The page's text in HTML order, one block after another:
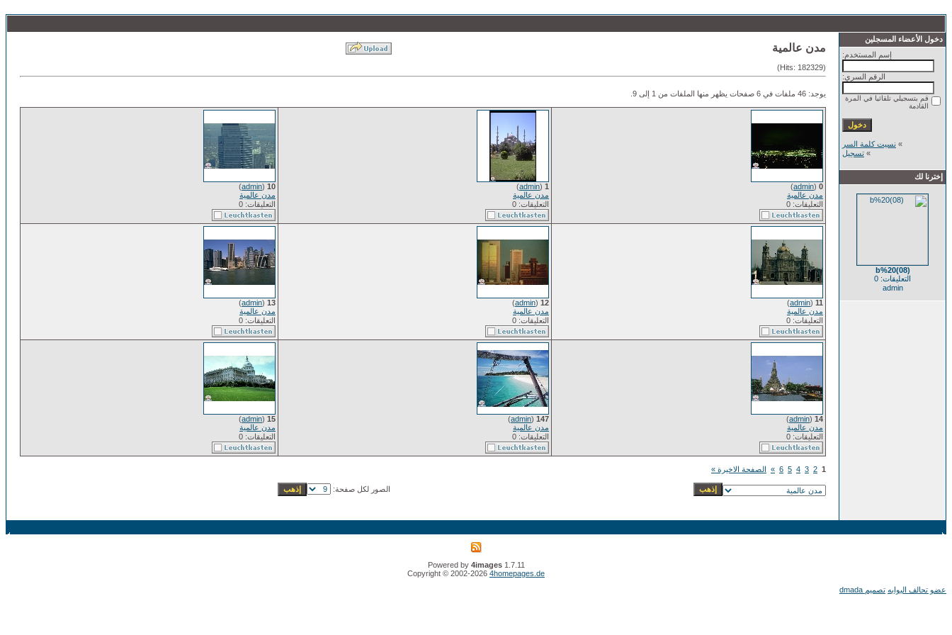
دخول الأعضاء المسجلين
إسم المستخدم:
الرقم السري:
قم بتسجيلي تلقائيا في المرة
القادمة
» نسيت كلمة السر
» تسجيل
إخترنا لك
b%20(08)
التعليقات: 0
admin
مدن عالمية
(Hits: 182329)
يوجد: 46 ملفات في 6 صفحات يظهر منها الملفات من 1 إلى 9.
0
(
admin
)
مدن عالمية
التعليقات: 0
1
(
admin
)
مدن عالمية
التعليقات: 0
10
(
admin
)
مدن عالمية
التعليقات: 0
11
(
admin
)
مدن عالمية
التعليقات: 0
12
(
admin
)
مدن عالمية
التعليقات: 0
13
(
admin
)
مدن عالمية
التعليقات: 0
14
(
admin
)
مدن عالمية
التعليقات: 0
147
(
admin
)
مدن عالمية
التعليقات: 0
15
(
admin
)
مدن عالمية
التعليقات: 0
1
2
3
4
5
6
» الصفحة الاخيرة »
الصور لكل صفحة:
Powered by 4images1.7.11
Copyright © 2002-2026 4homepages.de
عضو تحالف البوابه تصميم dmada